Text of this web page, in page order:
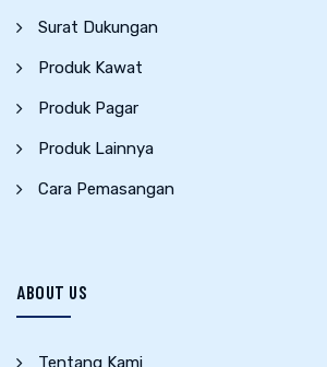
Surat Dukungan
Produk Kawat
Produk Pagar
Produk Lainnya
Cara Pemasangan
ABOUT US